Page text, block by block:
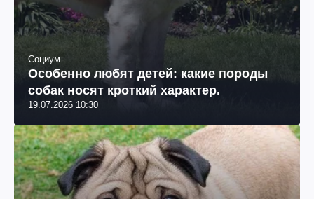
Социум
Особенно любят детей: какие породы
собак носят кроткий характер.
19.07.2026 10:30